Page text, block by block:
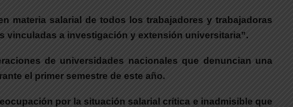
materia salarial de todos los trabajadores y trabajadoras
vinculadas a investigación y extensión universitaria”.
de universidades nacionales que denuncian una
el primer semestre de este año.
por la situación salarial crítica e inadmisible que